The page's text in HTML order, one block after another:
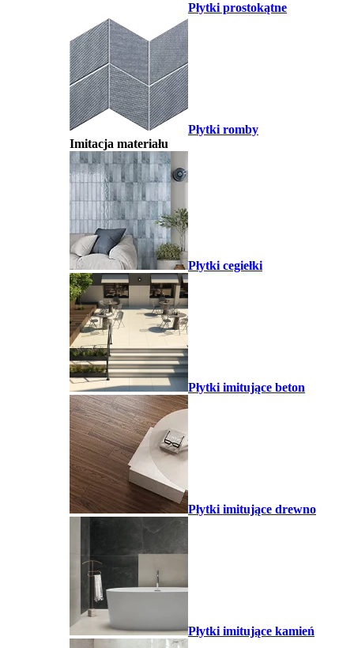
Płytki prostokątne
Płytki romby
Imitacja materiału
Płytki cegiełki
Płytki imitujące beton
Płytki imitujące drewno
Płytki imitujące kamień